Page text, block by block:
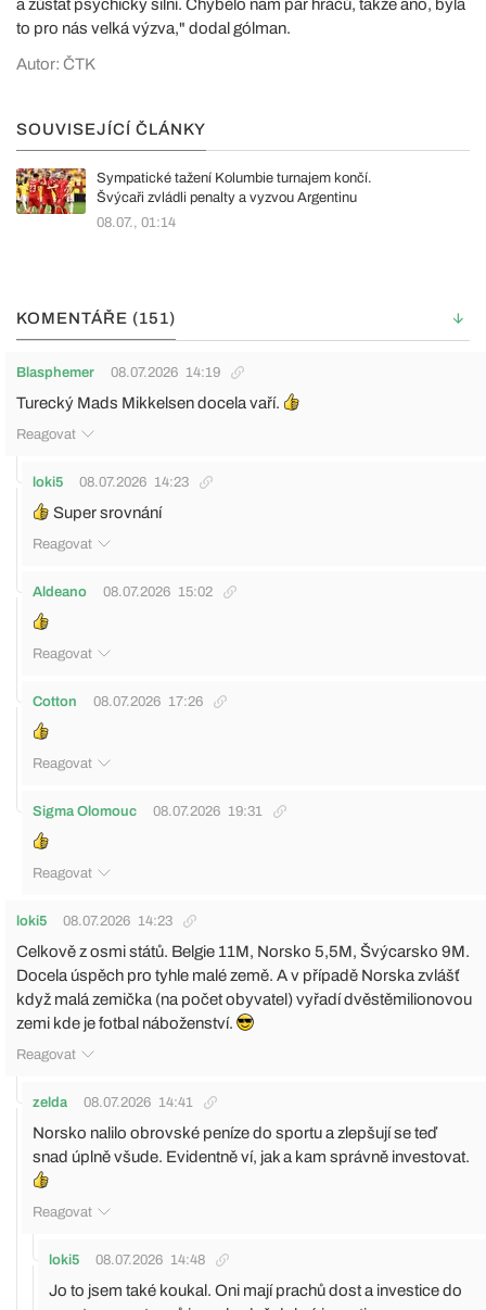
a zůstat psychicky silní. Chybělo nám pár hráčů, takže ano, byla
to pro nás velká výzva," dodal gólman.
Autor: ČTK
SOUVISEJÍCÍ ČLÁNKY
Sympatické tažení Kolumbie turnajem končí.
Švýcaři zvládli penalty a vyzvou Argentinu
08.07., 01:14
KOMENTÁŘE (151)
Blasphemer 08.07.2026 14:19
Turecký Mads Mikkelsen docela vaří.
Reagovat
loki5 08.07.2026 14:23
Super srovnání
Reagovat
Aldeano 08.07.2026 15:02
Reagovat
Cotton 08.07.2026 17:26
Reagovat
Sigma Olomouc 08.07.2026 19:31
Reagovat
loki5 08.07.2026 14:23
Celkově z osmi států. Belgie 11M, Norsko 5,5M, Švýcarsko 9M.
Docela úspěch pro tyhle malé země. A v případě Norska zvlášť
když malá zemička (na počet obyvatel) vyřadí dvěstěmilionovou
zemi kde je fotbal náboženství.
Reagovat
zelda 08.07.2026 14:41
Norsko nalilo obrovské peníze do sportu a zlepšují se teď
snad úplně všude. Evidentně ví, jak a kam správně investovat.
Reagovat
loki5 08.07.2026 14:48
Jo to jsem také koukal. Oni mají prachů dost a investice do